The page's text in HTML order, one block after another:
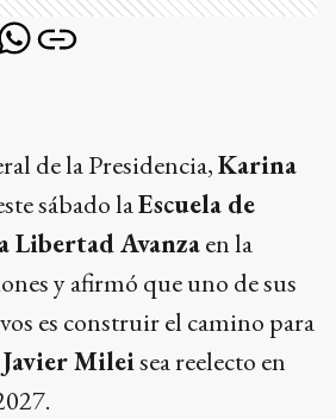
de la Presidencia,Karina
sábado laEscuela de
Libertad Avanzaen la
y afirmó que uno de sus
es construir el camino para
Javier Mileisea reelecto en